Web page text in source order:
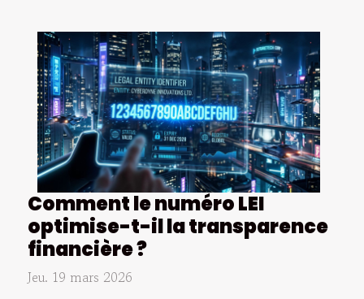
Comment le numéro LEI
optimise-t-il la transparence
financière ?
Jeu. 19 mars 2026